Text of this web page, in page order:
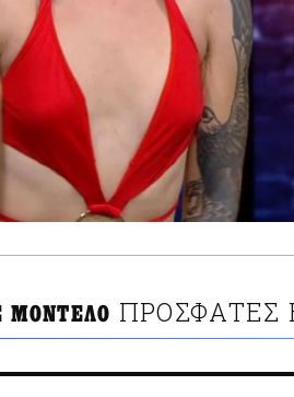
ΜΟΝΤΕΛΟ ΠΡΟΣΦΑΤΕΣ